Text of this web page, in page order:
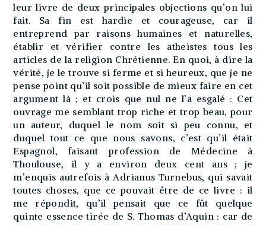
leur livre de deux principales objections qu’on lui
fait. Sa fin est hardie et courageuse, car il
entreprend par raisons humaines et naturelles,
établir et vérifier contre les atheistes tous les
articles de la religion Chrétienne. En quoi, à dire la
vérité, je le trouve si ferme et si heureux, que je ne
pense point qu’il soit possible de mieux faire en cet
argument là ; et crois que nul ne l’a esgalé : Cet
ouvrage me semblant trop riche et trop beau, pour
un auteur, duquel le nom soit si peu connu, et
duquel tout ce que nous savons, c’est qu’il était
Espagnol, faisant profession de Médecine à
Thoulouse, il y a environ deux cent ans ; je
m’enquis autrefois à Adrianus Turnebus, qui savait
toutes choses, que ce pouvait être de ce livre : il
me répondit, qu’il pensait que ce fût quelque
quinte essence tirée de S. Thomas d’Aquin : car de